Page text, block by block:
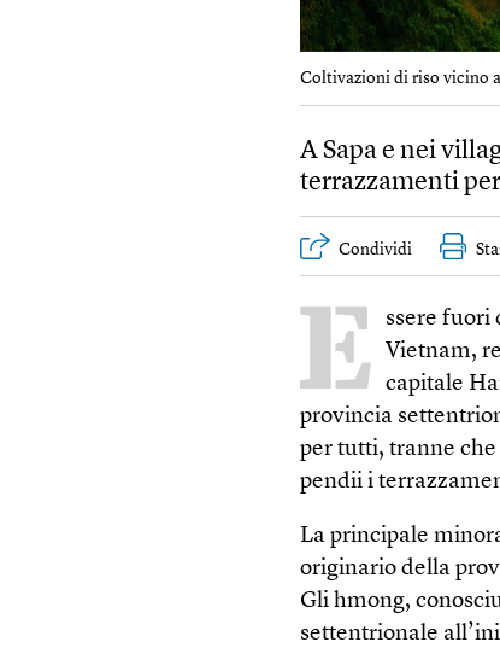
Coltivazioni di riso vicino
A Sapa e nei
terrazzamenti
Condividi
E
ssere fuori
Vietnam,
capitale
provincia
per tutti, tranne
pendii i
La principale
originario della
Gli hmong,
settentrionale